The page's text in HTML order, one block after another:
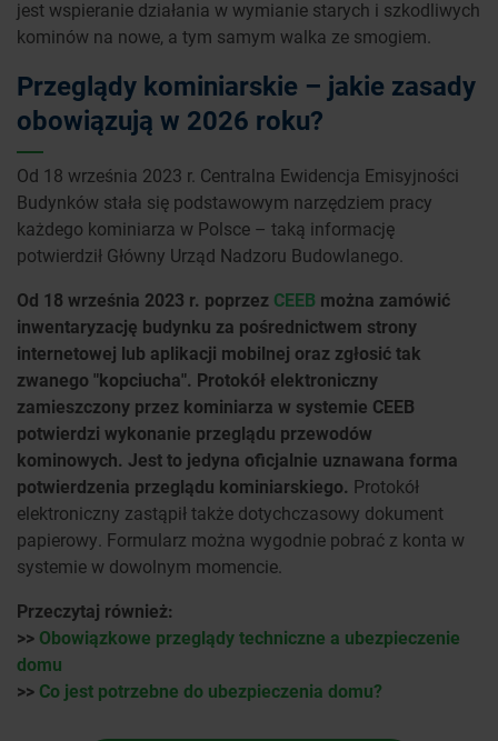
jest wspieranie działania w wymianie starych i szkodliwych
kominów na nowe, a tym samym walka ze smogiem.
Przeglądy kominiarskie – jakie zasady
obowiązują w 2026 roku?
Od 18 września 2023 r. Centralna Ewidencja Emisyjności
Budynków stała się podstawowym narzędziem pracy
każdego kominiarza w Polsce – taką informację
potwierdził Główny Urząd Nadzoru Budowlanego.
Od 18 września 2023 r. poprzez CEEB można zamówić
inwentaryzację budynku za pośrednictwem strony
internetowej lub aplikacji mobilnej oraz zgłosić tak
zwanego "kopciucha". Protokół elektroniczny
zamieszczony przez kominiarza w systemie CEEB
potwierdzi wykonanie przeglądu przewodów
kominowych. Jest to jedyna oficjalnie uznawana forma
potwierdzenia przeglądu kominiarskiego. Protokół
elektroniczny zastąpił także dotychczasowy dokument
papierowy. Formularz można wygodnie pobrać z konta w
systemie w dowolnym momencie.
Przeczytaj również:
>> Obowiązkowe przeglądy techniczne a ubezpieczenie
domu
>> Co jest potrzebne do ubezpieczenia domu?